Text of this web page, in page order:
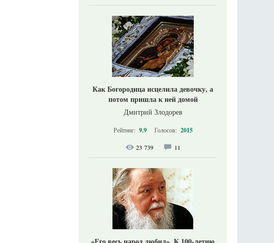
Как Богородица исцелила девочку, а
потом пришла к ней домой
Дмитрий Злодорев
Рейтинг: 9.9 Голосов: 2015
23 739 11